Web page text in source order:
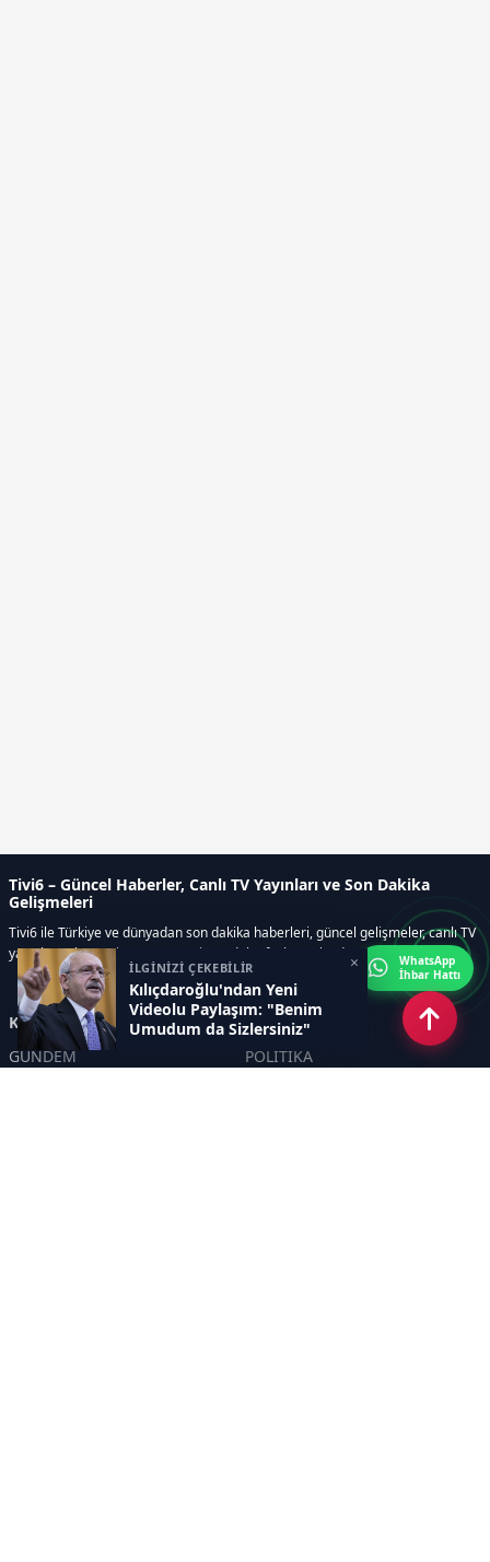
İLGİNİZİ ÇEKEBİLİR
Kılıçdaroğlu'ndan Yeni
Videolu Paylaşım: "Benim
Umudum da Sizlersiniz"
×
Tivi6 – Güncel Haberler, Canlı TV Yayınları ve Son Dakika
Gelişmeleri
Tivi6 ile Türkiye ve dünyadan son dakika haberleri, güncel gelişmeler, canlı TV
yayınları, ekonomi, spor, magazin ve daha fazlası tek adreste.
Kategoriler
GÜNDEM
POLİTİKA
WhatsApp
İhbar Hattı